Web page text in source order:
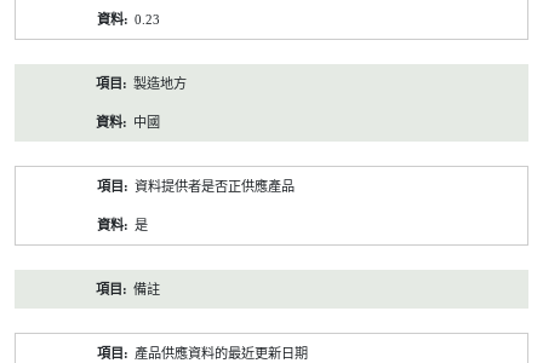
0.23
製造地方
中國
資料提供者是否正供應產品
是
備註
產品供應資料的最近更新日期